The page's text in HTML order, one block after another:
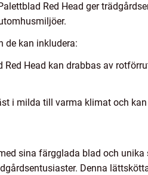
Red Head ger
de kan inkludera:
Head kan drabbas av
i milda till varma klimat och
sina färgglada blad och
Denna